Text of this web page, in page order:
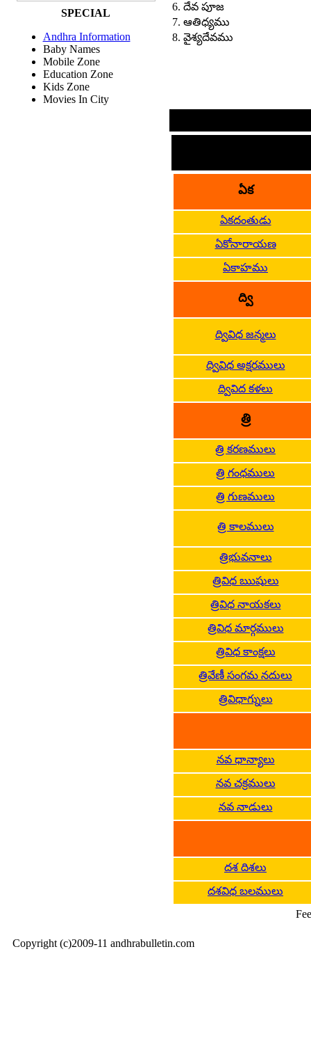
SPECIAL
Andhra Information
Baby Names
Mobile Zone
Education Zone
Kids Zone
Movies In City
6. దేవ పూజ
7. ఆతిధ్యము
8. వైశ్యదేవము
ఏక
ఏకదంతుడు
ఏకోనారాయణ
ఏకాహము
ద్వి
ద్వివిధ జన్మలు
ద్వివిధ అక్షరములు
ద్వివిద కళలు
త్రి
త్రి కరణములు
త్రి గంధములు
త్రి గుణములు
త్రి కాలములు
త్రిభువనాలు
త్రివిధ ఋషులు
త్రివిధ నాయకలు
త్రివిధ మార్గములు
త్రివిధ కాంక్షలు
త్రివేణీ సంగమ నదులు
త్రివిధాగ్నులు
నవ ధాన్యాలు
నవ చక్రములు
నవ నాడులు
దశ దిశలు
దశవిధ బలములు
Copyright (c)2009-11 andhrabulletin.com